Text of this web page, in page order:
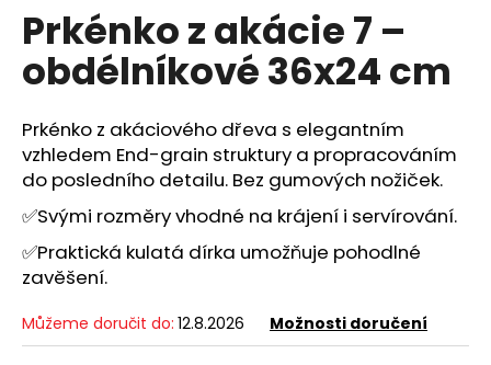
je
0,0
5
Prkénko z akácie 7 –
obdélníkové 36x24 cm
Prkénko z akáciového dřeva s elegantním
vzhledem End-grain struktury a propracováním
do posledního detailu. Bez gumových nožiček.
✅Svými rozměry vhodné na krájení i servírování.
✅Praktická kulatá dírka umožňuje pohodlné
zavěšení.
Můžeme doručit do: 12.8.2026 Možnosti doručení
HLEDAT
D
p
o
r
č
u